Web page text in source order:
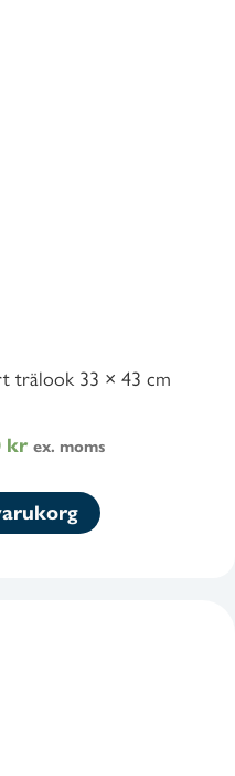
trälook 33 × 43 cm
krDet
priset
är:
ex. moms